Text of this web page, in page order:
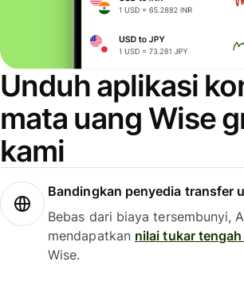
Unduh aplikasi
mata uang Wise
kami
Bandingkan penyedia transfer
Bebas dari biaya tersembunyi,
mendapatkan nilai tukar
Wise.